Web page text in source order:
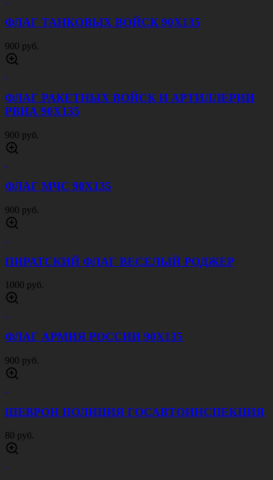
ФЛАГ ТАНКОВЫХ ВОЙСК 90Х135
900 руб.
ФЛАГ РАКЕТНЫХ ВОЙСК И АРТИЛЛЕРИИ
РВИА 90Х135
900 руб.
ФЛАГ МЧС 90Х135
900 руб.
ПИРАТСКИЙ ФЛАГ ВЕСЕЛЫЙ РОДЖЕР
1000 руб.
ФЛАГ АРМИЯ РОССИИ 90Х135
900 руб.
ШЕВРОН ПОЛИЦИЯ ГОСАВТОИНСПЕКЦИЯ
80 руб.